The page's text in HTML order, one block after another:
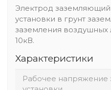
Электрод
установки в грунт
заземления
10кВ.
Характеристики
Рабочее напряжение